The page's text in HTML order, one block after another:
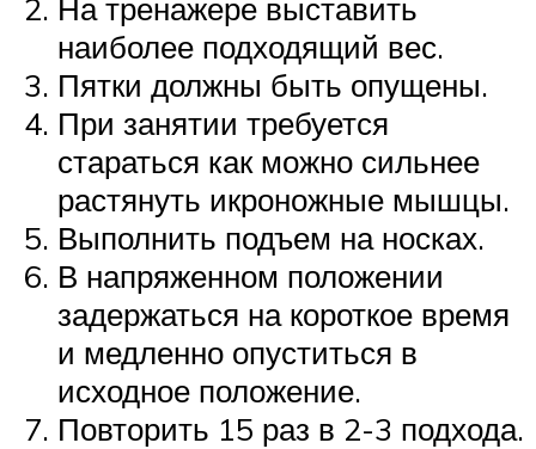
На тренажере выставить
наиболее подходящий вес.
Пятки должны быть опущены.
При занятии требуется
стараться как можно сильнее
растянуть икроножные мышцы.
Выполнить подъем на носках.
В напряженном положении
задержаться на короткое время
и медленно опуститься в
исходное положение.
Повторить 15 раз в 2-3 подхода.